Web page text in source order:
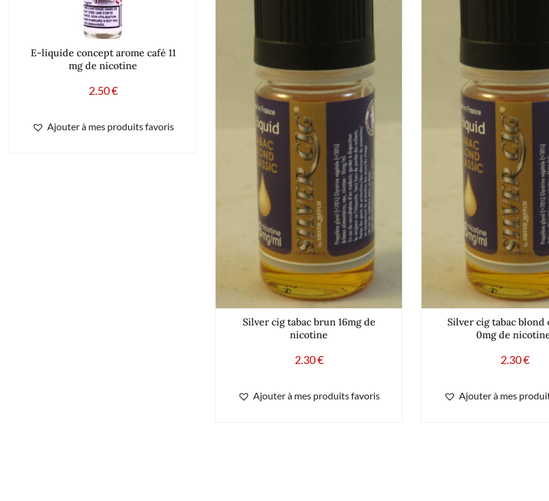
E-liquide concept arome café 11
mg de nicotine
2.50€
Ajouter à mes produits favoris
Silver cig tabac brun 16mg de
nicotine
2.30€
Ajouter à mes produits favoris
Silver cig tabac blond
0mg de
2.30€
Ajouter à mes